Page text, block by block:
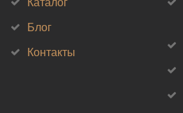
Каталог
Блог
Контакты